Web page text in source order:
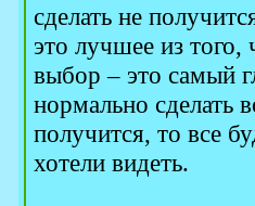
сделать не
это лучшее из того,
выбор – это самый
нормально сделать
получится, то все
хотели видеть.